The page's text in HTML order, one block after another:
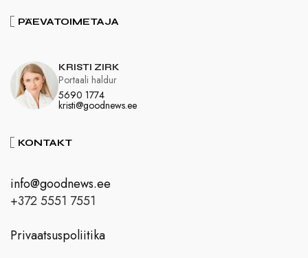
PÄEVATOIMETAJA
KRISTI ZIRK
5690 1774
kristi@goodnews.ee
Portaali haldur
KONTAKT
info@goodnews.ee
+372 5551 7551
Privaatsuspoliitika